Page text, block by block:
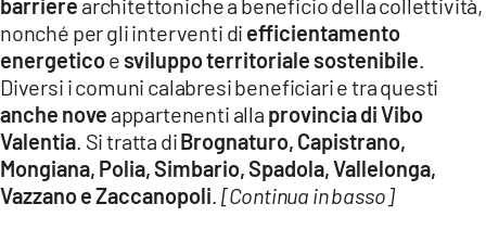
ILREGGINO.IT
COSENZACHANNEL.IT
ILVIBONESE.IT
CATANZAROCHANNEL.IT
nonché per gli interventi di efficientamento
energeticoe sviluppo territoriale sostenibile
Diversi i comuni calabresi beneficiari e tra questi
anche nove appartenenti alla provincia di Vibo
Valentia . Si tratta diBrognaturo, Capistrano,
Mongiana, Polia, Simbario, Spadola, Vallelonga,
Vazzano e Zaccanopoli [Continua in basso]